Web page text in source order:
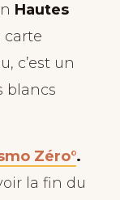
Hautes
carte
c’est un
blancs
Zéro°.
la fin du